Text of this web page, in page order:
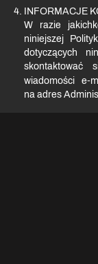
INFORMACJE
W razie
niniejszej
dotyczących
skontaktować
wiadomości e-
na adres